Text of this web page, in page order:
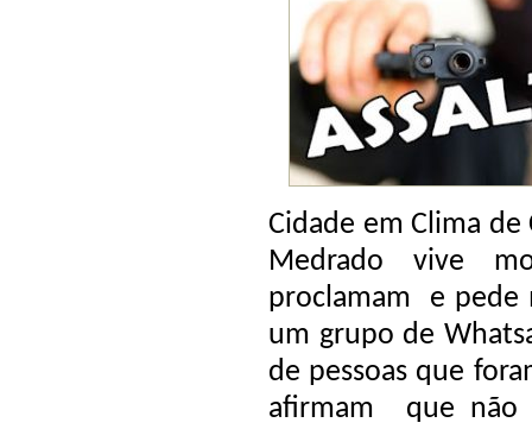
Cidade em Clima
Medrado vive
proclamam e pede
um grupo de
de pessoas que
afirmam que não